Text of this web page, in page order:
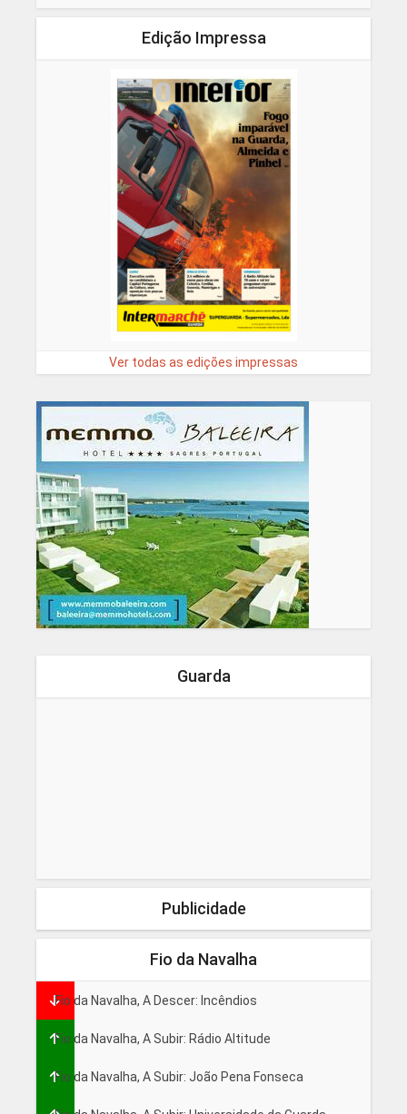
Edição Impressa
Ver todas as edições impressas
Guarda
Publicidade
Fio da Navalha
Fio da Navalha, A Descer: Incêndios
Fio da Navalha, A Subir: Rádio Altitude
Fio da Navalha, A Subir: João Pena Fonseca